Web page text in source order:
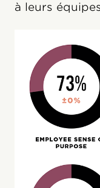
à leurs